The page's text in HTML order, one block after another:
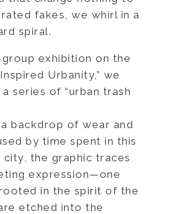
fakes, we whirl in a
spiral.
group exhibition on the
Urbanity,” we
series of “urban trash
backdrop of wear and
by time spent in this
city, the graphic traces
expression—one
in the spirit of the
etched into the